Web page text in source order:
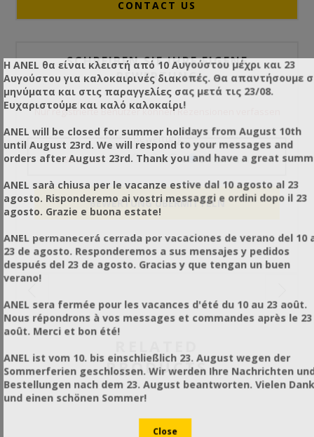
CONTACT US
SCHREIBEN SIE IHRE EIGENE
BEWERTUNG
Nur registrierte Benutzer können Rezensionen verfassen
Bewertung
SCHLECHT 1 2 3 4 5 SEHR GUT
PRODUCTS
Η ANEL θα είναι κλειστή από 10 Αυγούστου μέχρι και 23
Αυγούστου για καλοκαιρινές διακοπές. Θα απαντήσουμε
μηνύματα και στις παραγγελίες σας μετά τις 23/08.
Ευχαριστούμε και καλό καλοκαίρι!
ANEL will be closed for summer holidays from August 10th
until August 23rd. We will respond to your messages and
orders after August 23rd. Thank you and have a great
ANEL sarà chiusa per le vacanze estive dal 10 agosto al 23
agosto. Risponderemo ai vostri messaggi e ordini dopo il 23
agosto. Grazie e buona estate!
ANEL permanecerá cerrada por vacaciones de verano del 10
23 de agosto. Responderemos a sus mensajes y pedidos
después del 23 de agosto. Gracias y que tengan un buen
verano!
ANEL sera fermée pour les vacances d'été du 10 au 23 août.
Nous répondrons à vos messages et commandes après le 23
août. Merci et bon été!
ANEL ist vom 10. bis einschließlich 23. August wegen der
Sommerferien geschlossen. Wir werden Ihre Nachrichten
Bestellungen nach dem 23. August beantworten. Vielen Dank
und einen schönen Sommer!